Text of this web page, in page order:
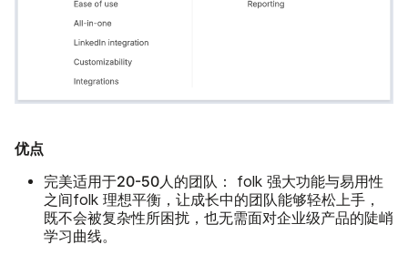
优点
完美适用于20-50人的团队：
folk 强大功能与易用性
之间folk 理想平衡，让成长中的团队能够轻松上手，
既不会被复杂性所困扰，也无需面对企业级产品的陡峭
学习曲线。